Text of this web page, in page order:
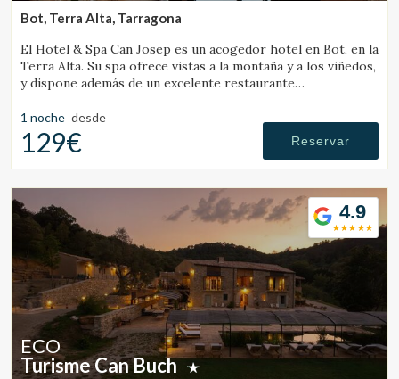
Bot, Terra Alta, Tarragona
El Hotel & Spa Can Josep es un acogedor hotel en Bot, en la
Terra Alta. Su spa ofrece vistas a la montaña y a los viñedos,
y dispone además de un excelente restaurante
1 noche desde
129€ Reservar
4.9
ECO
Turisme Can Buch